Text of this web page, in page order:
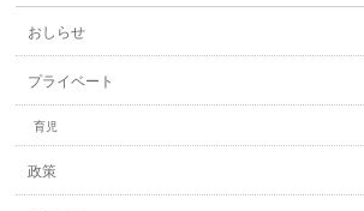
おしらせ
プライベート
育児
政策